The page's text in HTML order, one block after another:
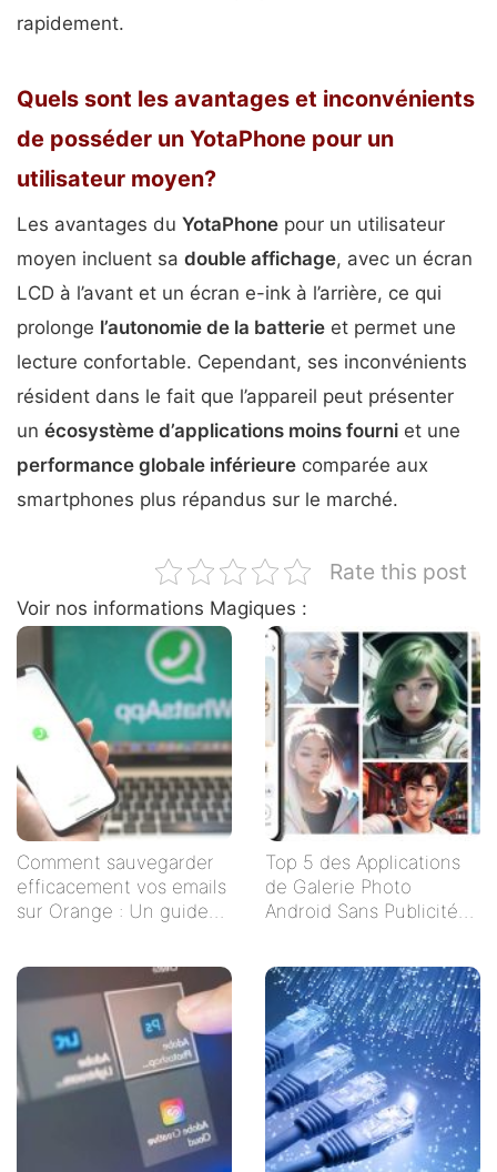
rapidement.
Quels sont les avantages et inconvénients
de posséder un YotaPhone pour un
utilisateur moyen?
Les avantages du YotaPhone pour un utilisateur
moyen incluent sa double affichage, avec un écran
LCD à l’avant et un écran e-ink à l’arrière, ce qui
prolonge l’autonomie de la batterie et permet une
lecture confortable. Cependant, ses inconvénients
résident dans le fait que l’appareil peut présenter
un écosystème d’applications moins fourni et une
performance globale inférieure comparée aux
smartphones plus répandus sur le marché.
Rate this post
Voir nos informations Magiques :
Comment sauvegarder
efficacement vos emails
sur Orange : Un guide
Top 5 des Applications
de Galerie Photo
Android Sans Publicités